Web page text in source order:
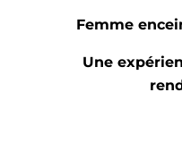
Femme
Une